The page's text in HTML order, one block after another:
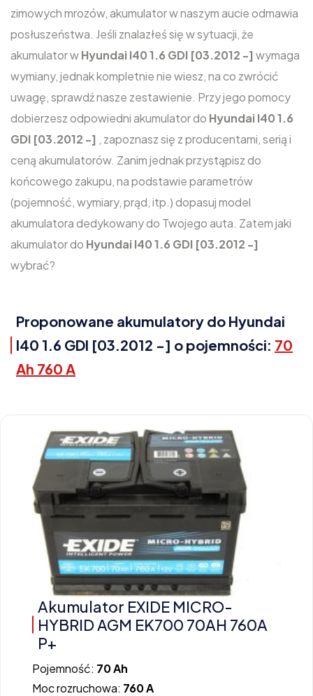
zimowych mrozów, akumulator w naszym aucie odmawia
posłuszeństwa. Jeśli znalazłeś się w sytuacji, że
akumulator wHyundai I40 1.6 GDI [03.2012 -] wymaga
wymiany, jednak kompletnie nie wiesz, na co zwrócić
uwagę, sprawdź nasze zestawienie. Przy jego pomocy
dobierzesz odpowiedni akumulator do Hyundai I40 1.6
GDI [03.2012 -] , zapoznasz się z producentami, serią i
ceną akumulatorów. Zanim jednak przystąpisz do
końcowego zakupu, na podstawie parametrów
(pojemność, wymiary, prąd, itp.) dopasuj model
akumulatora dedykowany do Twojego auta. Zatem jaki
akumulator do Hyundai I40 1.6 GDI [03.2012 -]
wybrać?
Proponowane akumulatory do Hyundai
I40 1.6 GDI [03.2012 -] o pojemności: 70
Ah 760 A
Akumulator EXIDE MICRO-
HYBRID AGM EK700 70AH 760A
P+
Pojemność: 70 Ah
Moc rozruchowa: 760 A